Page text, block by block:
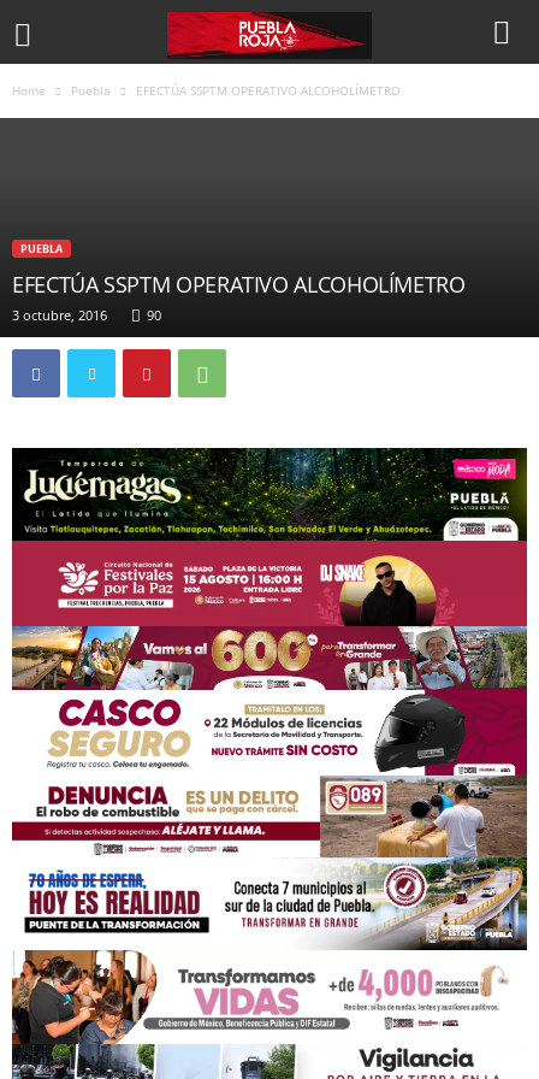
Home Puebla EFECTÚA SSPTM OPERATIVO ALCOHOLÍMETRO
PUEBLA
EFECTÚA SSPTM OPERATIVO ALCOHOLÍMETRO
3 octubre, 2016 90